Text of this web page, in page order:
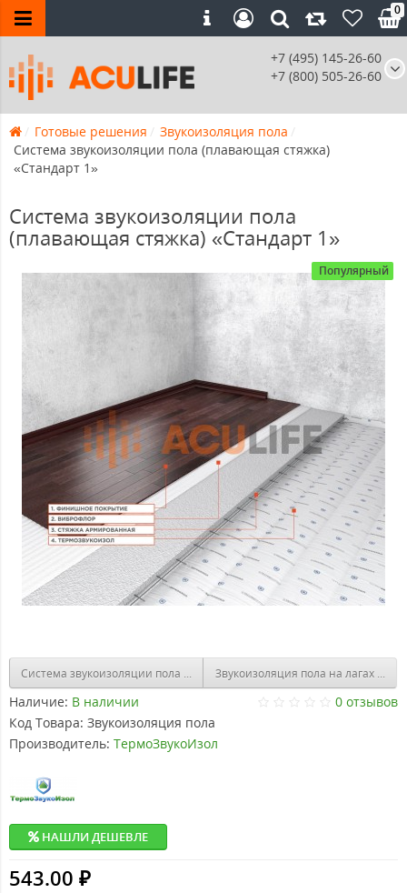
+7 (495) 145-26-60
+7 (800) 505-26-60
0
Готовые решения
Звукоизоляция пола
Система звукоизоляции пола (плавающая стяжка)
«Стандарт 1»
Система звукоизоляции пола
(плавающая стяжка) «Стандарт 1»
Популярный
Система звукоизоляции пола (под чистый пол) «Стандарт М2»
Звукоизоляция пола на лагах с
Наличие: В наличии
0 отзывов
Код Товара: Звукоизоляция пола
Производитель: ТермоЗвукоИзол
НАШЛИ ДЕШЕВЛЕ
543.00 ₽